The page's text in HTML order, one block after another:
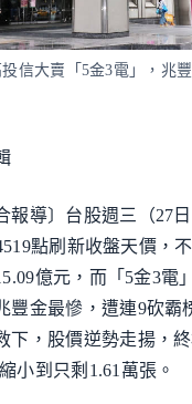
信大賣「5金3電」，兆
報導〕台股週三（27
點刷新收盤天價，
億元，而「5金3電
豐金最慘，遭連9砍霸
下，股價逆勢走揚，
小到只剩1.61萬張。